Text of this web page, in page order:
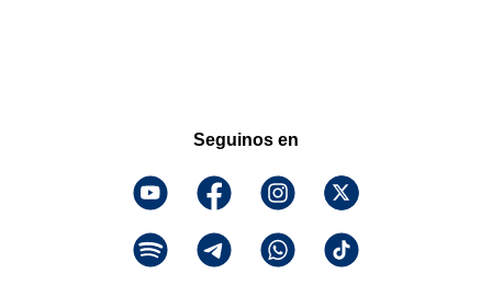
Seguinos en